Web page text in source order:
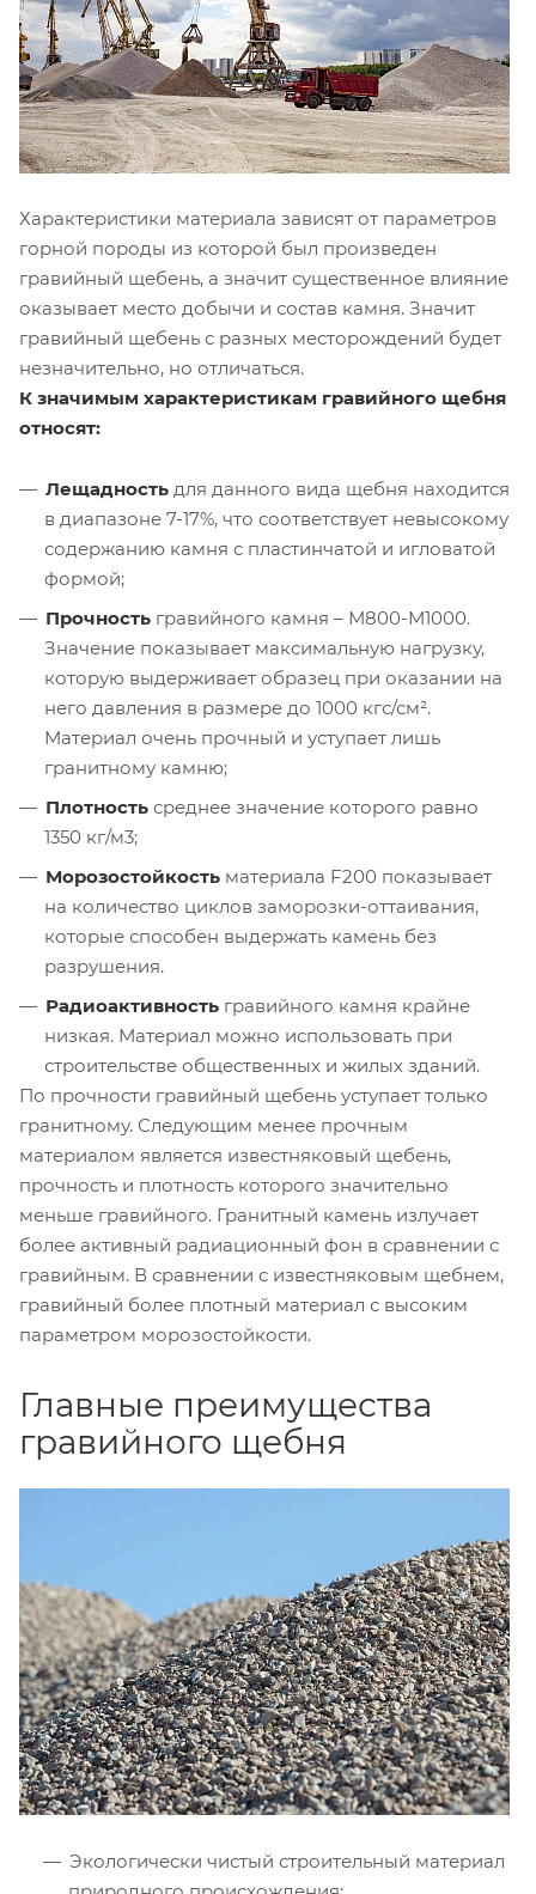
Характеристики материала зависят от параметров
горной породы из которой был произведен
гравийный щебень, а значит существенное влияние
оказывает место добычи и состав камня. Значит
гравийный щебень с разных месторождений будет
незначительно, но отличаться.
К значимым характеристикам гравийного щебня
относят:
Лещадность для данного вида щебня находится
в диапазоне 7-17%, что соответствует невысокому
содержанию камня с пластинчатой и игловатой
формой;
Прочность гравийного камня – М800-М1000.
Значение показывает максимальную нагрузку,
которую выдерживает образец при оказании на
него давления в размере до 1000 кгс/см².
Материал очень прочный и уступает лишь
гранитному камню;
Плотность среднее значение которого равно
1350 кг/м3;
Морозостойкость материала F200 показывает
на количество циклов заморозки-оттаивания,
которые способен выдержать камень без
разрушения.
Радиоактивность гравийного камня крайне
низкая. Материал можно использовать при
строительстве общественных и жилых зданий.
По прочности гравийный щебень уступает только
гранитному. Следующим менее прочным
материалом является известняковый щебень,
прочность и плотность которого значительно
меньше гравийного. Гранитный камень излучает
более активный радиационный фон в сравнении с
гравийным. В сравнении с известняковым щебнем,
гравийный более плотный материал с высоким
параметром морозостойкости.
Главные преимущества
гравийного щебня
Экологически чистый строительный материал